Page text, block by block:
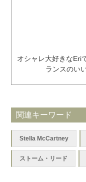
オシャレ大好きなEri
ランスのい
関連キーワード
Stella McCartney
ストーム・リード